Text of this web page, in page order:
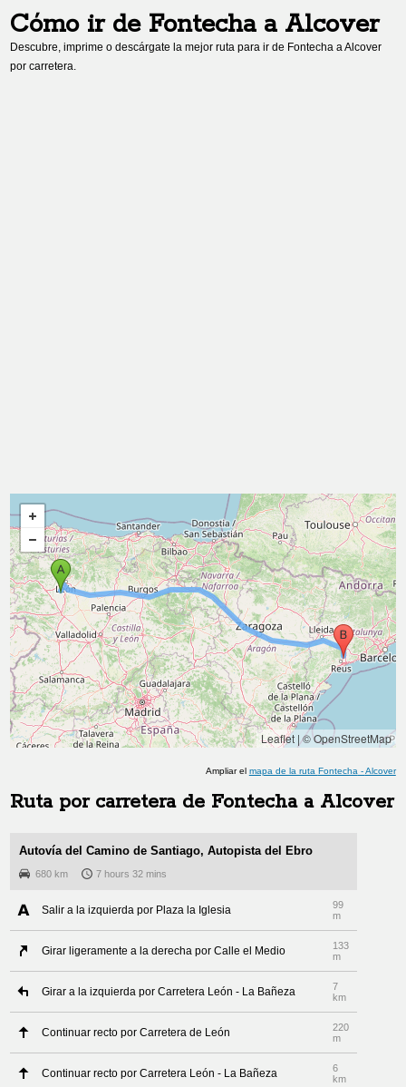
Cómo ir de Fontechaa Alcover
Descubre, imprime o descárgate la mejor ruta para ir de Fontecha aAlcover
por carretera.
Leaflet|© OpenStreetMap
Ampliar el mapa de la ruta Fontecha -Alcover
Ruta por carretera de Fontechaa Alcover
Autovía del Camino de Santiago, Autopista del Ebro
680 km 7 hours 32 mins
Salir a la izquierda por Plaza la Iglesia
99
m
Girar ligeramente a la derecha por Calle el Medio
133
m
Girar a la izquierda por Carretera León - La Bañeza
7
km
Continuar recto por Carretera de León
220
m
Continuar recto por Carretera León - La Bañeza
6
km